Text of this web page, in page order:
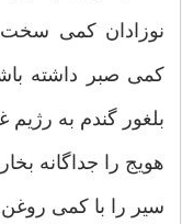
نوزادان کمی سخت
کمی صبر داشته
بلغور گندم به رژیم غذایی نوزاد
هویج را جداگانه
سیر را با کمی